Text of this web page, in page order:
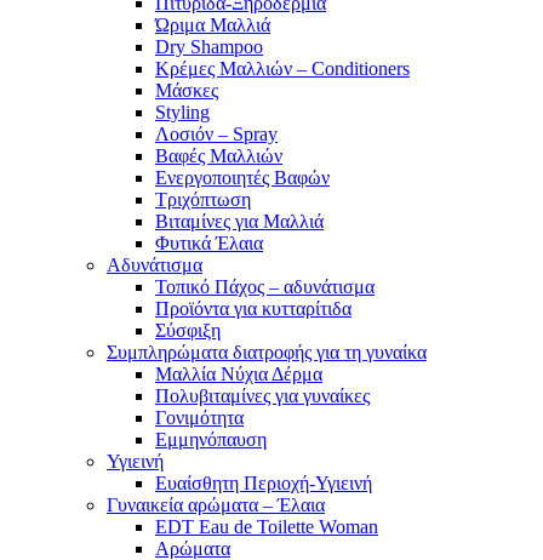
Ώριμα Μαλλιά
Dry Shampoo
Κρέμες Μαλλιών – Conditioners
Μάσκες
Styling
Λοσιόν – Spray
Βαφές Μαλλιών
Ενεργοποιητές Βαφών
Τριχόπτωση
Βιταμίνες για Μαλλιά
Φυτικά Έλαια
Αδυνάτισμα
Τοπικό Πάχος – αδυνάτισμα
Προϊόντα για κυτταρίτιδα
Σύσφιξη
Συμπληρώματα διατροφής για τη γυναίκα
Μαλλία Νύχια Δέρμα
Πολυβιταμίνες για γυναίκες
Γονιμότητα
Εμμηνόπαυση
Υγιεινή
Ευαίσθητη Περιοχή-Υγιεινή
Γυναικεία αρώματα – Έλαια
EDT Eau de Toilette Woman
Αρώματα